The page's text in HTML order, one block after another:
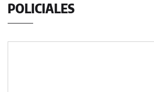
POLICIALES